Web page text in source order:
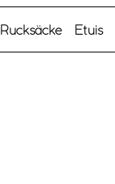
Rucksäcke Etuis